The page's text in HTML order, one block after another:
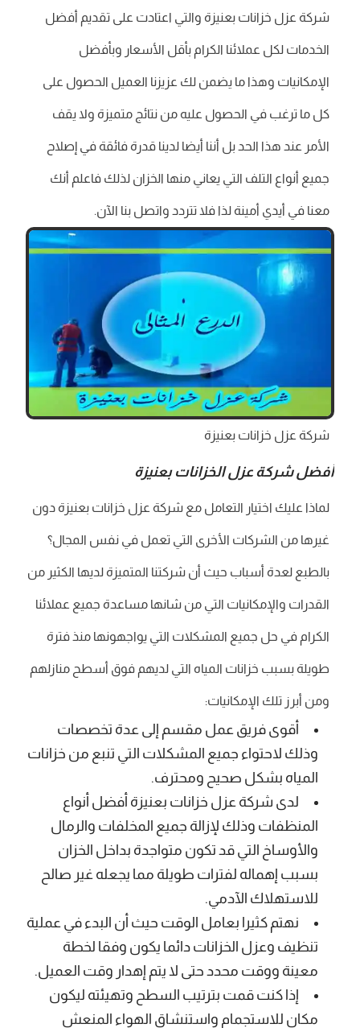
شركة عزل خزانات بعنيزة والتي اعتادت على تقديم أفضل
الخدمات لكل عملائنا الكرام بأقل الأسعار وبأفضل
الإمكانيات وهذا ما يضمن لك عزيزنا العميل الحصول على
كل ما ترغب في الحصول عليه من نتائج متميزة ولا يقف
الأمر عند هذا الحد بل أننا أيضا لدينا قدرة فائقة في إصلاح
جميع أنواع التلف التي يعاني منها الخزان لذلك فاعلم أنك
معنا في أيدي أمينة لذا فلا تتردد واتصل بنا الآن.
شركة عزل خزانات بعنيزة
أفضل شركة عزل الخزانات بعنيزة
لماذا عليك اختيار التعامل مع شركة عزل خزانات بعنيزة دون
غيرها من الشركات الأخرى التي تعمل في نفس المجال؟
بالطبع لعدة أسباب حيث أن شركتنا المتميزة لديها الكثير من
القدرات والإمكانيات التي من شانها مساعدة جميع عملائنا
الكرام في حل جميع المشكلات التي يواجهونها منذ فترة
طويلة بسبب خزانات المياه التي لديهم فوق أسطح منازلهم
ومن أبرز تلك الإمكانيات:
أقوى فريق عمل مقسم إلى عدة تخصصات
وذلك لاحتواء جميع المشكلات التي تنبع من خزانات
المياه بشكل صحيح ومحترف.
لدى شركة عزل خزانات بعنيزة أفضل أنواع
المنظفات وذلك لإزالة جميع المخلفات والرمال
والأوساخ التي قد تكون متواجدة بداخل الخزان
بسبب إهماله لفترات طويلة مما يجعله غير صالح
للاستهلاك الآدمي.
نهتم كثيرا بعامل الوقت حيث أن البدء في عملية
تنظيف وعزل الخزانات دائما يكون وفقا لخطة
معينة ووقت محدد حتى لا يتم إهدار وقت العميل.
إذا كنت قمت بترتيب السطح وتهيئته ليكون
مكان للاستجمام واستنشاق الهواء المنعش